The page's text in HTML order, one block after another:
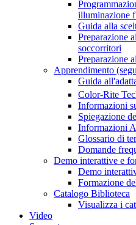
illuminazione
Guida alla
Preparazione
soccorritori
Preparazione
Apprendimento
Guida
Color-Rite
Informazioni
Spiegazione
Informazioni
Glossario di
Domande
Demo interattive e
Demo
Formazione
Catalogo Biblioteca
Visualizza i
Video